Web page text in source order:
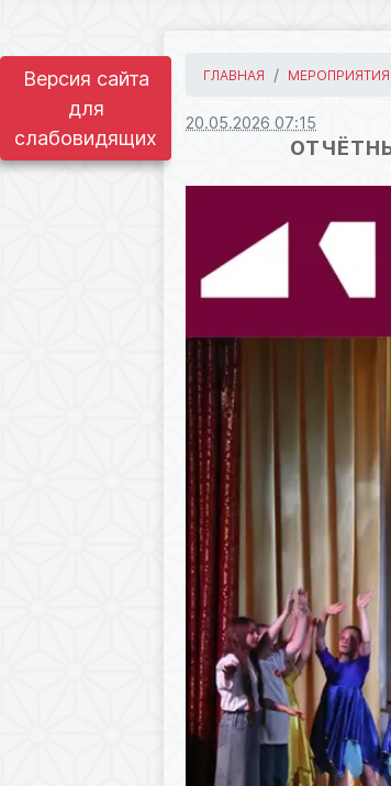
Версия сайта
для
слабовидящих
ГЛАВНАЯ МЕРОПРИЯТИЯ
20.05.2026 07:15